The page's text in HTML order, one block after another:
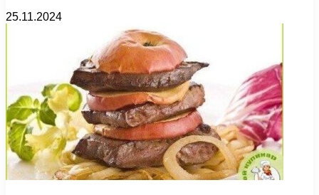
25.11.2024